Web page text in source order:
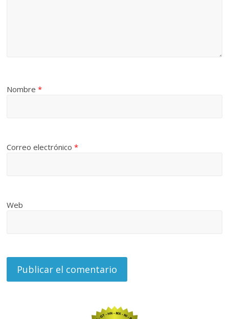
Nombre*
Correo electrónico*
Web